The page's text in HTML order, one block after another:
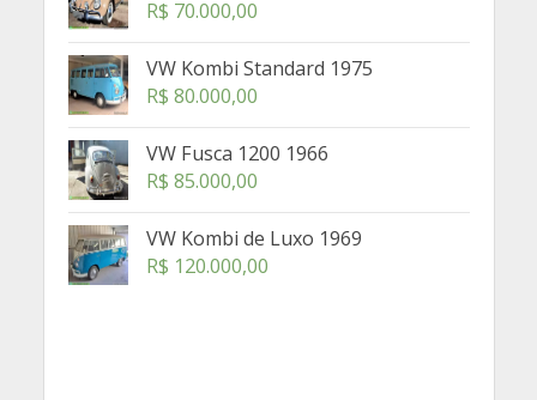
R$ 70.000,00
VW Kombi Standard 1975
R$ 80.000,00
VW Fusca 1200 1966
R$ 85.000,00
VW Kombi de Luxo 1969
R$ 120.000,00